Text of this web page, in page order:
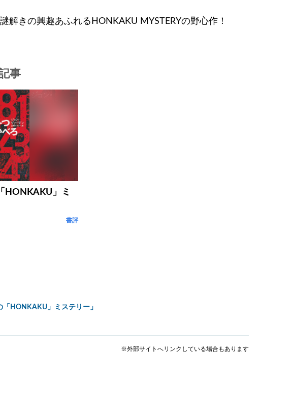
解きの興趣あふれるHONKAKU MYSTERYの野心作！
事
HONKAKU」ミ
書評
HONKAKU」ミステリー」
※外部サイトへリンクしている場合もあります